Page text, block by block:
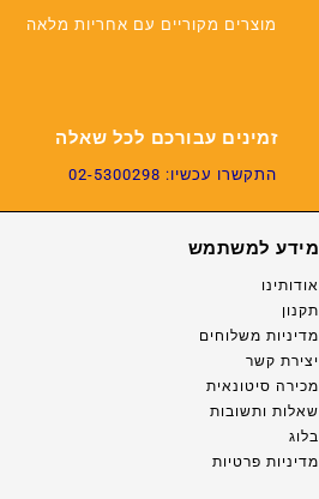
מוצרים מקוריים עם אחריות מלאה
זמינים עבורכם לכל שאלה
התקשרו עכשיו: 02-5300298
מידע למשתמש
אודותינו
תקנון
מדיניות משלוחים
יצירת קשר
מכירה סיטונאית
שאלות ותשובות
בלוג
מדיניות פרטיות